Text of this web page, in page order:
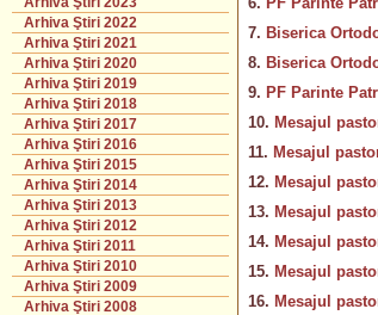
Arhiva Ştiri 2022
Arhiva Ştiri 2021
Arhiva Ştiri 2020
Arhiva Ştiri 2019
Arhiva Ştiri 2018
Arhiva Ştiri 2017
Arhiva Ştiri 2016
Arhiva Ştiri 2015
Arhiva Ştiri 2014
Arhiva Ştiri 2013
Arhiva Ştiri 2012
Arhiva Ştiri 2011
Arhiva Ştiri 2010
Arhiva Ştiri 2009
Arhiva Ştiri 2008
7. Biserica
8. Biserica
9. PF Parinte
10. Mesajul
11. Mesajul
12. Mesajul
13. Mesajul
14. Mesajul
15. Mesajul
16. Mesajul